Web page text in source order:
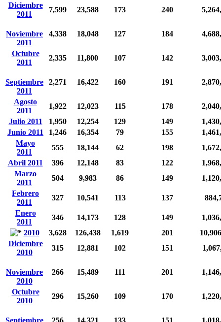
Diciembre
2011
7,599 23,588 173 240
Noviembre
2011
4,338 18,048 127 184
Octubre
2011
2,335 11,800 107 142
Septiembre
2011
2,271 16,422 160 191
Agosto
2011
1,922 12,023 115 178
Julio 2011
1,950 12,254 129 149
Junio 2011
1,246 16,354 79 155
Mayo
2011
555 18,144 62 198
Abril 2011
396 12,148 83 122
Marzo
2011
504 9,983 86 149
Febrero
2011
327 10,541 113 137
Enero
2011
346 14,173 128 149
2010
3,628 126,438 1,619 201
Diciembre
2010
315 12,881 102 151
Noviembre
2010
266 15,489 111 201
Octubre
2010
296 15,260 109 170
Septiembre 256 14,321 133 151